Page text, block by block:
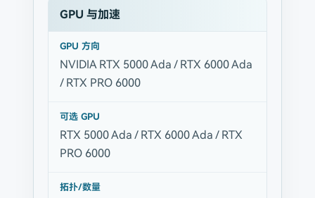
GPU 与加速
GPU 方向
NVIDIA RTX 5000 Ada / RTX 6000 Ada
/ RTX PRO 6000
可选 GPU
RTX 5000 Ada / RTX 6000 Ada / RTX
PRO 6000
拓扑/数量